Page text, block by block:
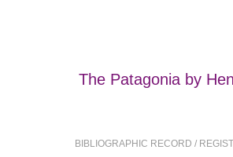
The Patagonia by
BIBLIOGRAPHIC RECORD /